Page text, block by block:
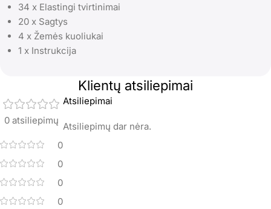
34 x Elastingi tvirtinimai
20 x Sagtys
4 x Žemės kuoliukai
1 x Instrukcija
Klientų atsiliepimai
0 atsiliepimų
0
0
0
0
Atsiliepimai
Atsiliepimų dar nėra.